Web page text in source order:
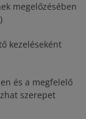
megelőzésében
kezeléseként
és a megfelelő
szerepet